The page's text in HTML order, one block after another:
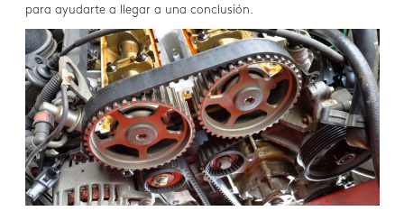
para ayudarte a llegar a una conclusión.